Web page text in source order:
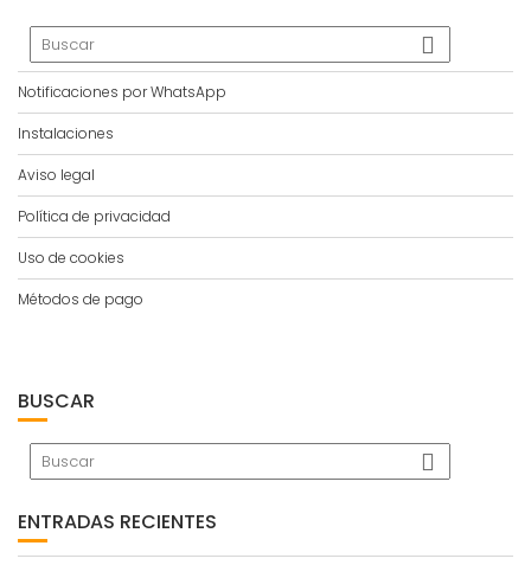
Notificaciones por WhatsApp
Instalaciones
Aviso legal
Política de privacidad
Uso de cookies
Métodos de pago
BUSCAR
ENTRADAS RECIENTES